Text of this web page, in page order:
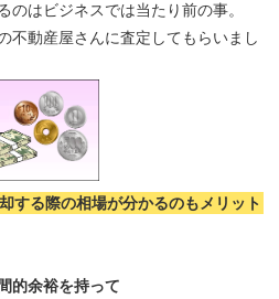
はビジネスでは当たり前の事。
不動産屋さんに査定してもらいまし
する際の相場が分かるのもメリット
的余裕を持って